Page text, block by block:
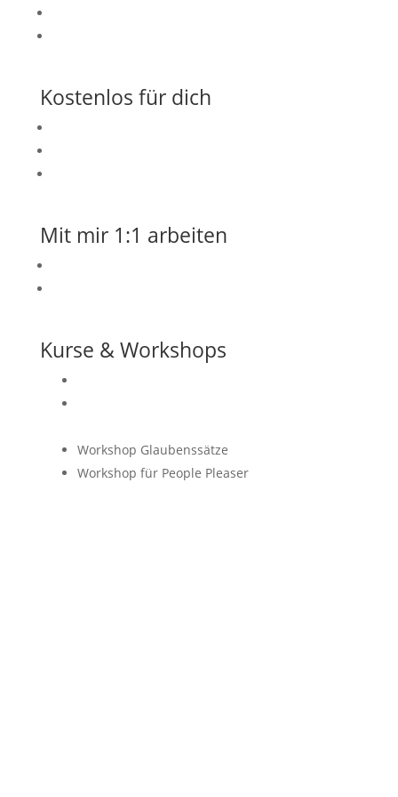
Kostenlos für dich
Mit mir 1:1 arbeiten
Kurse & Workshops
Workshop Glaubenssätze
Workshop für People Pleaser